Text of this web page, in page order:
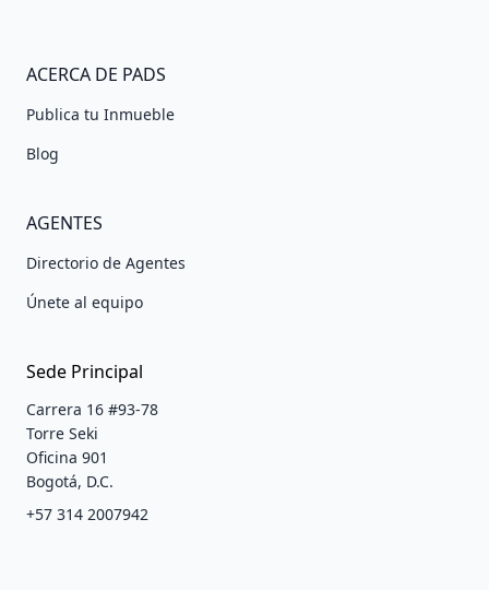
ACERCA DE PADS
Publica tu Inmueble
Blog
AGENTES
Directorio de Agentes
Únete al equipo
Sede Principal
Carrera 16 #93-78
Torre Seki
Oficina 901
Bogotá, D.C.
+57 314 2007942